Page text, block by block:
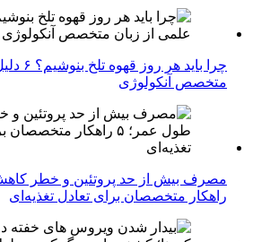
چرا باید
متخصص آنکولوژی
راهکار متخصصان برای تعادل تغذیه‌ای